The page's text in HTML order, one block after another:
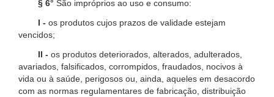
§ 6° São impróprios ao uso e consumo:
I - os produtos cujos prazos de validade estejam
vencidos;
II - os produtos deteriorados, alterados, adulterados,
avariados, falsificados, corrompidos, fraudados, nocivos à
vida ou à saúde, perigosos ou, ainda, aqueles em desacordo
com as normas regulamentares de fabricação, distribuição